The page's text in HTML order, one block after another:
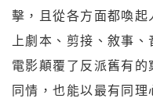
擊，且從各方面都喚
上劇本、剪接、敘事、
電影顛覆了反派舊有
同情，也能以最有同